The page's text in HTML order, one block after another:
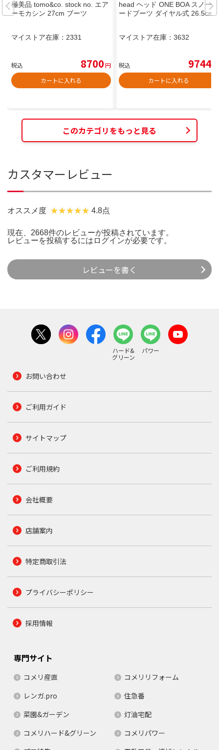
極美品 tomo&co. stock no. エア
ーモカシン 27cm ブーツ
マイストア在庫： 2331
税込 8700円
カートに入れる
head ヘッド ONE BOA スノーボ
ードブーツ ダイヤル式 26.5cm
マイストア在庫： 3632
税込 9744
カートに入れる
このカテゴリをもっと見る
カスタマーレビュー
オススメ度 4.8点
現在、2668件のレビューが投稿されています。
レビューを投稿するには ログインが必要です。
レビューを書く
ハード&
グリーン
パワー
お問い合わせ
ご利用ガイド
サイトマップ
ご利用規約
会社概要
店舗案内
特定商取引法
プライバシーポリシー
採用情報
専門サイト
コメリ産直
コメリリフォーム
レンガ.pro
住急番
菜園&ガーデン
灯油宅配
コメリハード&グリーン
コメリパワー